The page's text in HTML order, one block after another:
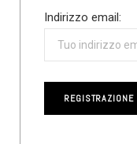
Indirizzo email: